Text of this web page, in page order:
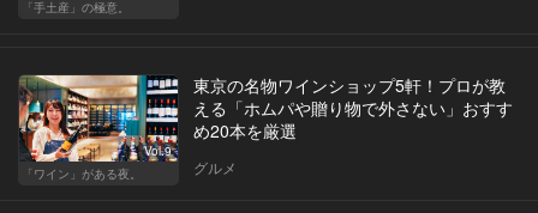
「手土産」の極意。
Vol.9
「ワイン」がある夜。
東京の名物ワインショップ5軒！プロが教
える「ホムパや贈り物で外さない」おすす
め20本を厳選
グルメ